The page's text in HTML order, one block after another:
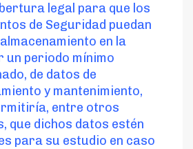
legal para que los
de Seguridad puedan
en la
un periodo mínimo
de datos de
y mantenimiento,
entre otros
que dichos datos estén
para su estudio en caso